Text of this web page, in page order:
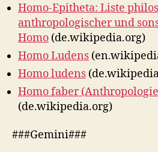
Homo-Epitheta: Liste
anthropologischer und
Homo (de.wikipedia.org)
Homo Ludens
Homo ludens
Homo faber
(de.wikipedia.org)
###Gemini###